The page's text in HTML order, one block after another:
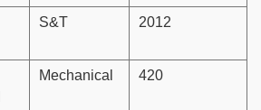
S&T 2012
Mechanical 420